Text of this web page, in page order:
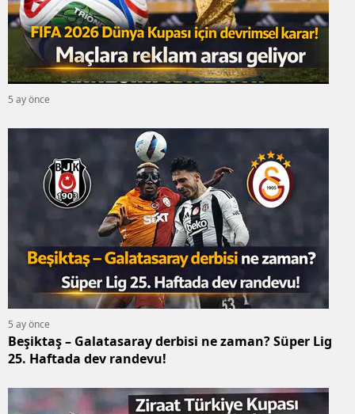
5 ay önce
5 ay önce
Beşiktaş – Galatasaray derbisi ne zaman? Süper Lig
25. Haftada dev randevu!